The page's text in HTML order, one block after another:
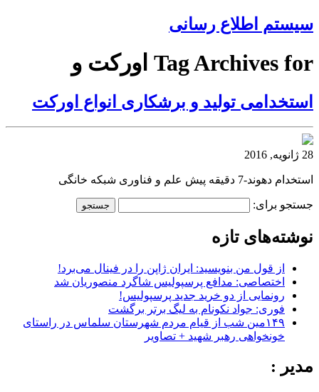
سیستم اطلاع رسانی
Tag Archives for اورکت و
استخدامی تولید و برشکاری انواع اورکت
28 ژانویه, 2016
استخدام دهوند-7 دقیقه پیش علم و فناوری شبکه خانگی
جستجو برای:
نوشته‌های تازه
از قول من بنویسید: ایران ژاپن را در فینال می‌برد!
اختصاصی: مدافع پرسپولیس شاگرد منصوریان شد
رونمایی از دو خرید جدید پرسپولیس!
فوری: جواد نکونام به لیگ برتر برگشت
۱۴۹مین شب از قیام مردم شهرستان سلماس در راستای
خونخواهی رهبر شهید + تصاویر
مدیر :